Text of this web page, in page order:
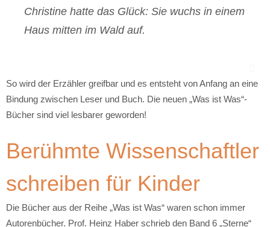
Christine hatte das Glück: Sie wuchs in einem
Haus mitten im Wald auf.
So wird der Erzähler greifbar und es entsteht von Anfang an eine
Bindung zwischen Leser und Buch. Die neuen „Was ist Was“-
Bücher sind viel lesbarer geworden!
Berühmte Wissenschaftler
schreiben für Kinder
Die Bücher aus der Reihe „Was ist Was“ waren schon immer
Autorenbücher. Prof. Heinz Haber schrieb den Band 6 „Sterne“